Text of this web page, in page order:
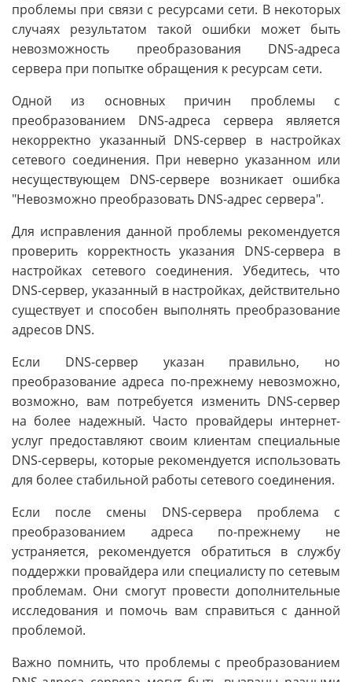
проблемы при связи с ресурсами сети. В некоторых
случаях результатом такой ошибки может быть
невозможность преобразования DNS-адреса
сервера при попытке обращения к ресурсам сети.
Одной из основных причин проблемы с
преобразованием DNS-адреса сервера является
некорректно указанный DNS-сервер в настройках
сетевого соединения. При неверно указанном или
несуществующем DNS-сервере возникает ошибка
"Невозможно преобразовать DNS-адрес сервера".
Для исправления данной проблемы рекомендуется
проверить корректность указания DNS-сервера в
настройках сетевого соединения. Убедитесь, что
DNS-сервер, указанный в настройках, действительно
существует и способен выполнять преобразование
адресов DNS.
Если DNS-сервер указан правильно, но
преобразование адреса по-прежнему невозможно,
возможно, вам потребуется изменить DNS-сервер
на более надежный. Часто провайдеры интернет-
услуг предоставляют своим клиентам специальные
DNS-серверы, которые рекомендуется использовать
для более стабильной работы сетевого соединения.
Если после смены DNS-сервера проблема с
преобразованием адреса по-прежнему не
устраняется, рекомендуется обратиться в службу
поддержки провайдера или специалисту по сетевым
проблемам. Они смогут провести дополнительные
исследования и помочь вам справиться с данной
проблемой.
Важно помнить, что проблемы с преобразованием